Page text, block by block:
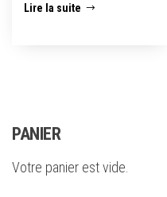
Lire la suite
PANIER
Votre panier est vide.